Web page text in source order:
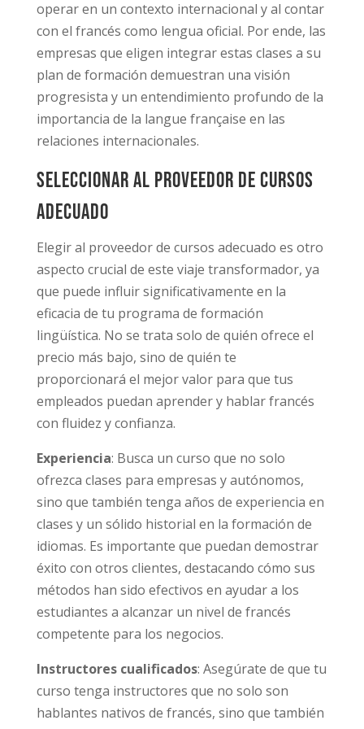
operar en un contexto internacional y al contar
con el francés como lengua oficial. Por ende, las
empresas que eligen integrar estas clases a su
plan de formación demuestran una visión
progresista y un entendimiento profundo de la
importancia de la langue française en las
relaciones internacionales.
Seleccionar al proveedor de cursos
adecuado
Elegir al proveedor de cursos adecuado es otro
aspecto crucial de este viaje transformador, ya
que puede influir significativamente en la
eficacia de tu programa de formación
lingüística. No se trata solo de quién ofrece el
precio más bajo, sino de quién te
proporcionará el mejor valor para que tus
empleados puedan aprender y hablar francés
con fluidez y confianza.
Experiencia: Busca un curso que no solo
ofrezca clases para empresas y autónomos,
sino que también tenga años de experiencia en
clases y un sólido historial en la formación de
idiomas. Es importante que puedan demostrar
éxito con otros clientes, destacando cómo sus
métodos han sido efectivos en ayudar a los
estudiantes a alcanzar un nivel de francés
competente para los negocios.
Instructores cualificados: Asegúrate de que tu
curso tenga instructores que no solo son
hablantes nativos de francés, sino que también